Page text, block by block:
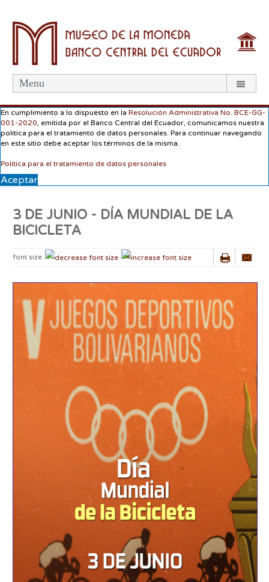
Menu
En cumplimiento a lo dispuesto en la Resolución Administrativa No. BCE-GG-
001-2020 , emitida por el Banco Central del Ecuador, comunicamos nuestra
política para el tratamiento de datos personales. Para continuar navegando
en este sitio debe aceptar los términos de la misma.
Política para el tratamiento de datos personales
Aceptar
3 DE JUNIO - DÍA MUNDIAL DE LA
BICICLETA
font size